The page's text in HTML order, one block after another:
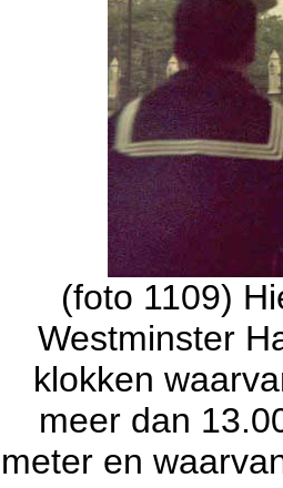
(foto 1109)
Westminster
klokken
meer dan
meter en